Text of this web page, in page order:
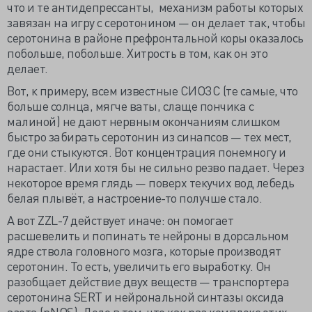
что и те антидепрессанты, механизм работы которых
завязан на игру с серотонином — он делает так, чтобы
серотонина в районе префронтальной коры оказалось
побольше, побольше. Хитрость в том, как он это
делает.
Вот, к примеру, всем известные СИОЗС (те самые, что
больше солнца, мягче ваты, слаще пончика с
малиной) не дают нервным окончаниям слишком
быстро забирать серотонин из синапсов — тех мест,
где они стыкуются. Вот концентрация понемногу и
нарастает. Или хотя бы не сильно резво падает. Через
некоторое время глядь — поверх текучих вод лебедь
белая плывёт, а настроение-то получше стало.
А вот ZZL-7 действует иначе: он помогает
расшевелить и попинать те нейроны в дорсальном
ядре ствола головного мозга, которые производят
серотонин. То есть, увеличить его выработку. Он
разобщает действие двух веществ — транспортера
серотонина SERT и нейрональной синтазы оксида